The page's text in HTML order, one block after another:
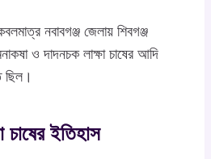
নবাবগঞ্জ জেলায় শিবগঞ্জ
ও দাদনচক লাক্ষা চাষের আদি
ছিল।
চাষের ইতিহাস